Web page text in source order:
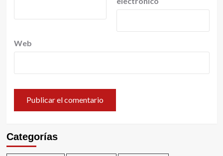
Web
Categorías